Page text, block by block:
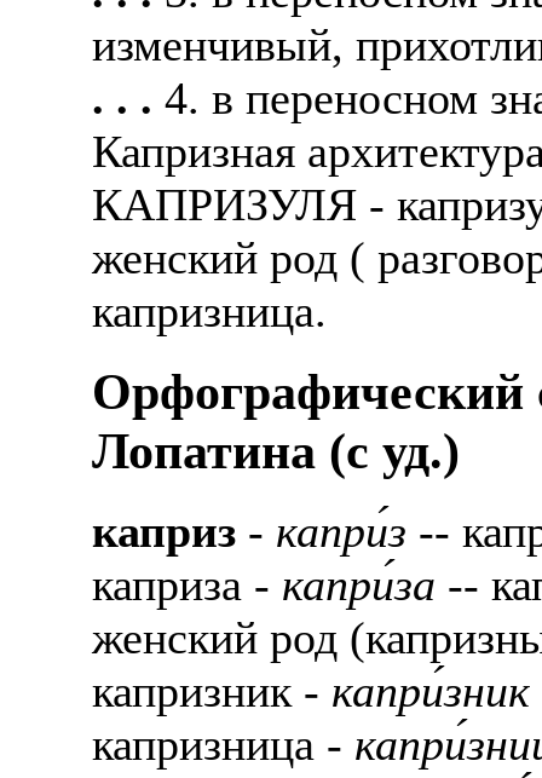
изменчивый,
. . . 4. в переносном
Капризная
КАПРИЗУЛЯ -
женский род (
капризница.
Орфографический
Лопатина (c уд.)
каприз - капри́з --
каприза - капри́за --
женский род
капризник - капри́зник
капризница -